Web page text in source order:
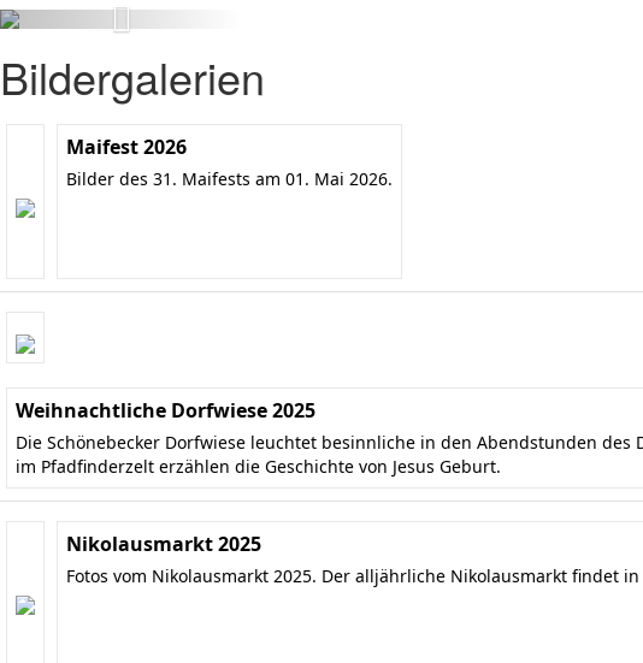
Bildergalerien
Maifest 2026
Bilder des 31. Maifests am 01. Mai 2026.
Weihnachtliche Dorfwiese 2025
Die Schönebecker Dorfwiese leuchtet besinnliche in den Abendstunden
im Pfadfinderzelt erzählen die Geschichte von Jesus Geburt.
Nikolausmarkt 2025
Fotos vom Nikolausmarkt 2025. Der alljährliche Nikolausmarkt findet